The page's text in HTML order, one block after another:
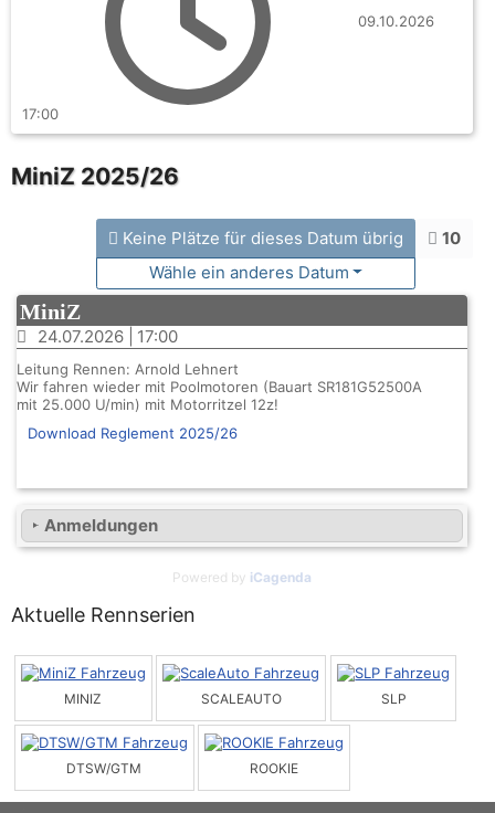
MiniZ 2025/26
Keine Plätze für dieses Datum übrig
Wähle ein anderes Datum
10
MiniZ
24.07.2026 17:00
Leitung Rennen: Arnold Lehnert
Wir fahren wieder mit Poolmotoren (Bauart SR181G52500A
mit 25.000 U/min) mit Motorritzel 12z!
Download Reglement 2025/26
Anmeldungen
Powered by iCagenda
09.10.2026
17:00
Aktuelle Rennserien
MINIZ SCALEAUTO SLP
DTSW/GTM ROOKIE